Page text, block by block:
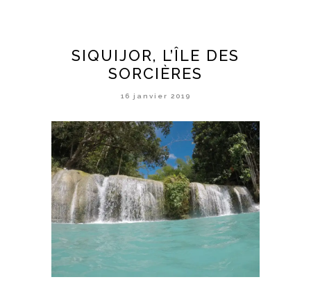
SIQUIJOR, L’ÎLE DES
SORCIÈRES
16 janvier 2019